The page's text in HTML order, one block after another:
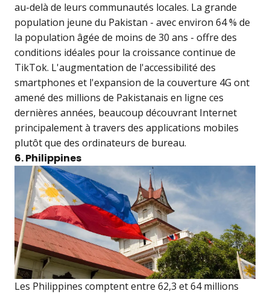
au-delà de leurs communautés locales. La grande
population jeune du Pakistan - avec environ 64 % de
la population âgée de moins de 30 ans - offre des
conditions idéales pour la croissance continue de
TikTok. L'augmentation de l'accessibilité des
smartphones et l'expansion de la couverture 4G ont
amené des millions de Pakistanais en ligne ces
dernières années, beaucoup découvrant Internet
principalement à travers des applications mobiles
plutôt que des ordinateurs de bureau.
6. Philippines
Les Philippines comptent entre 62,3 et 64 millions